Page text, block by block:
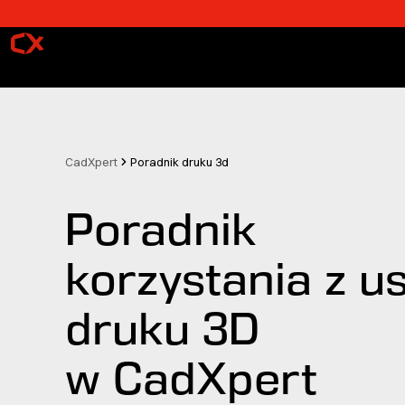
CadXpert Poradnik druku 3d
Poradnik
korzystania z
druku 3D
w CadXpert